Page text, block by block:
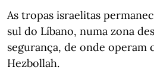
As tropas israelitas
sul do Líbano, numa zona
segurança, de onde
Hezbollah.